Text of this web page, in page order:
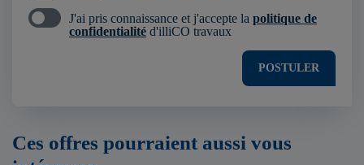
J'ai pris connaissance et j'accepte la politique de
confidentialité d'illiCO travaux
POSTULER
Ces offres pourraient aussi vous